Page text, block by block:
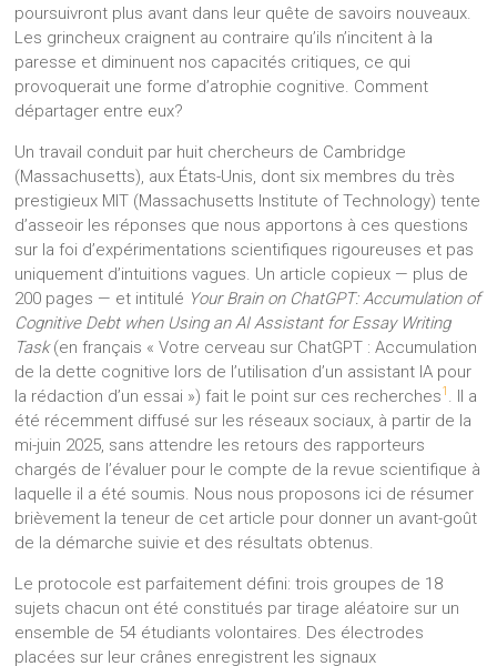
poursuivront plus avant dans leur quête de savoirs nouveaux.
Les grincheux craignent au contraire qu’ils n’incitent à la
paresse et diminuent nos capacités critiques, ce qui
provoquerait une forme d’atrophie cognitive. Comment
départager entre eux?
Un travail conduit par huit chercheurs de Cambridge
(Massachusetts), aux États-Unis, dont six membres du très
prestigieux MIT (Massachusetts Institute of Technology) tente
d’asseoir les réponses que nous apportons à ces questions
sur la foi d’expérimentations scientifiques rigoureuses et pas
uniquement d’intuitions vagues. Un article copieux — plus de
200 pages — et intitulé Your Brain on ChatGPT: Accumulation of
Cognitive Debt when Using an AI Assistant for Essay Writing
Task(en français « Votre cerveau sur ChatGPT : Accumulation
de la dette cognitive lors de l’utilisation d’un assistant IA pour
la rédaction d’un essai ») fait le point sur ces recherches1
. Il a
été récemment diffusé sur les réseaux sociaux, à partir de la
mi-juin 2025, sans attendre les retours des rapporteurs
chargés de l’évaluer pour le compte de la revue scientifique à
laquelle il a été soumis. Nous nous proposons ici de résumer
brièvement la teneur de cet article pour donner un avant-goût
de la démarche suivie et des résultats obtenus.
Le protocole est parfaitement défini: trois groupes de 18
sujets chacun ont été constitués par tirage aléatoire sur un
ensemble de 54 étudiants volontaires. Des électrodes
placées sur leur crânes enregistrent les signaux